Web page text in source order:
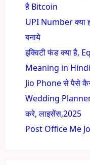
है Bitcoin
UPI Number क्या
बनाये
इक्विटी फंड क्या है,
Meaning in Hindi
Jio Phone से पैसे
Wedding
करे, लाइसेंस,2025
Post Office Me